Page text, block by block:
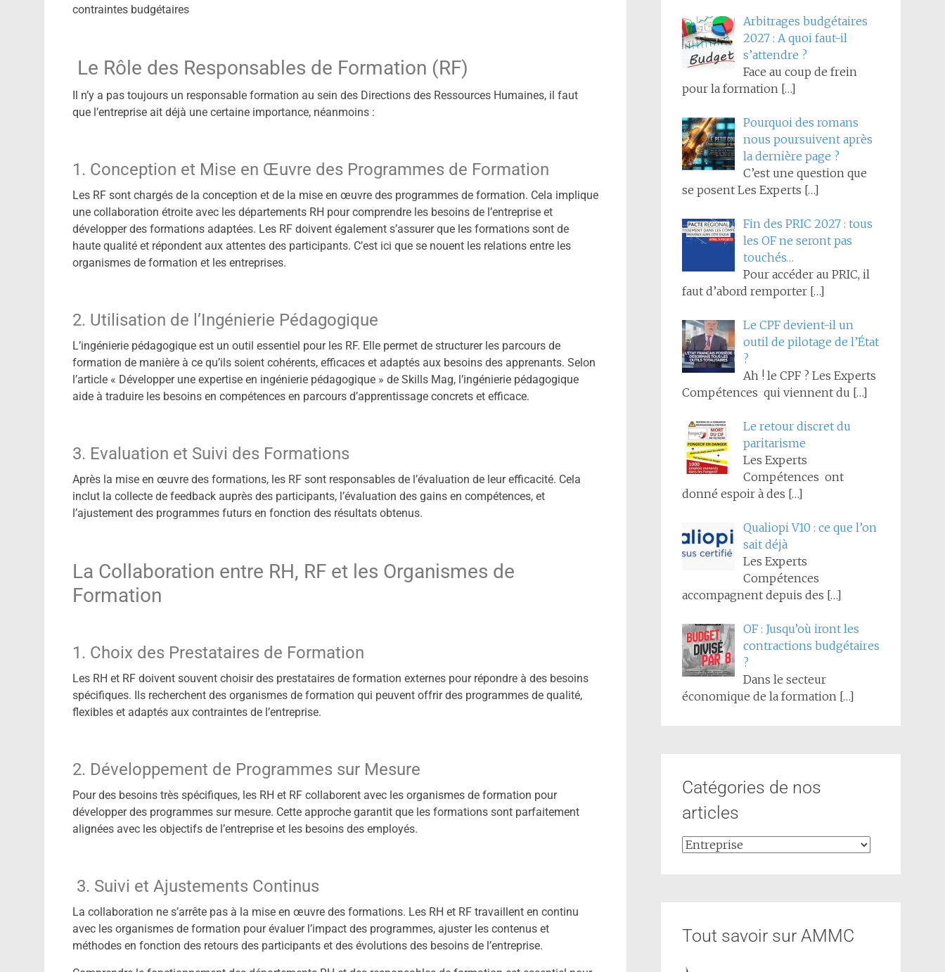
contraintes budgétaires
Le Rôle des Responsables de Formation (RF)
Il n’y a pas toujours un responsable formation au sein des Directions des Ressources Humaines, il faut
que l’entreprise ait déjà une certaine importance, néanmoins :
1. Conception et Mise en Œuvre des Programmes de Formation
Les RF sont chargés de la conception et de la mise en œuvre des programmes de formation. Cela implique
une collaboration étroite avec les départements RH pour comprendre les besoins de l’entreprise et
développer des formations adaptées. Les RF doivent également s’assurer que les formations sont de
haute qualité et répondent aux attentes des participants. C’est ici que se nouent les relations entre les
organismes de formation et les entreprises.
2. Utilisation de l’Ingénierie Pédagogique
L’ingénierie pédagogique est un outil essentiel pour les RF. Elle permet de structurer les parcours de
formation de manière à ce qu’ils soient cohérents, efficaces et adaptés aux besoins des apprenants. Selon
l’article « Développer une expertise en ingénierie pédagogique » de Skills Mag, l’ingénierie pédagogique
aide à traduire les besoins en compétences en parcours d’apprentissage concrets et efficace.
3. Evaluation et Suivi des Formations
Après la mise en œuvre des formations, les RF sont responsables de l’évaluation de leur efficacité. Cela
inclut la collecte de feedback auprès des participants, l’évaluation des gains en compétences, et
l’ajustement des programmes futurs en fonction des résultats obtenus.
La Collaboration entre RH, RF et les Organismes de
Formation
1. Choix des Prestataires de Formation
Les RH et RF doivent souvent choisir des prestataires de formation externes pour répondre à des besoins
spécifiques. Ils recherchent des organismes de formation qui peuvent offrir des programmes de qualité,
flexibles et adaptés aux contraintes de l’entreprise.
2. Développement de Programmes sur Mesure
Pour des besoins très spécifiques, les RH et RF collaborent avec les organismes de formation pour
développer des programmes sur mesure. Cette approche garantit que les formations sont parfaitement
alignées avec les objectifs de l’entreprise et les besoins des employés.
3. Suivi et Ajustements Continus
La collaboration ne s’arrête pas à la mise en œuvre des formations. Les RH et RF travaillent en continu
avec les organismes de formation pour évaluer l’impact des programmes, ajuster les contenus et
méthodes en fonction des retours des participants et des évolutions des besoins de l’entreprise.
Arbitrages budgétaires
2027 : A quoi faut-il
s’attendre ?
Face au coup de frein
pour la formation […]
Pourquoi des romans
nous poursuivent après
la dernière page ?
C’est une question que
se posent Les Experts […]
Fin des PRIC 2027 : tous
les OF ne seront pas
touchés…
Pour accéder au PRIC, il
faut d’abord remporter […]
Le CPF devient-il un
outil de pilotage de l’État
?
Ah ! le CPF ? Les Experts
Compétences qui viennent du […]
Le retour discret du
paritarisme
Les Experts
Compétences ont
donné espoir à des […]
Qualiopi V10 : ce que l’on
sait déjà
Les Experts
Compétences
accompagnent depuis des […]
OF : Jusqu’où iront les
contractions budgétaires
?
Dans le secteur
économique de la formation […]
Catégories de nos
articles
Tout savoir sur AMMC